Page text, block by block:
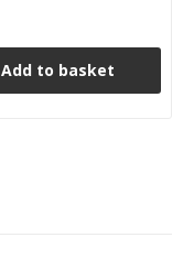
Add to basket